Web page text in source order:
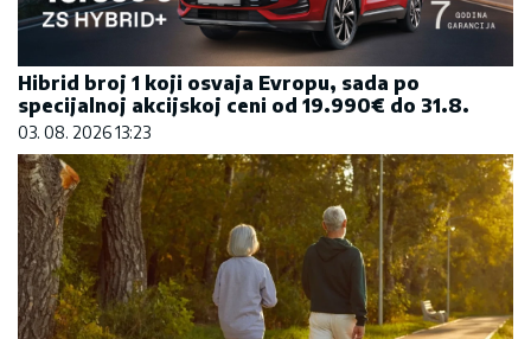
Hibrid broj 1 koji osvaja Evropu, sada po
specijalnoj akcijskoj ceni od 19.990€ do 31.8.
03. 08. 2026 13:23